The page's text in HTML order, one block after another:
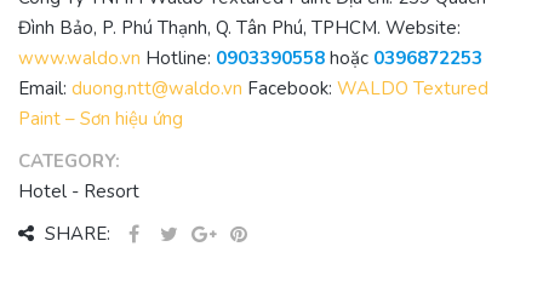
Đình Bảo, P. Phú Thạnh, Q. Tân Phú, TPHCM. Website:
www.waldo.vn Hotline: 0903390558 hoặc 0396872253
Email: duong.ntt@waldo.vn Facebook: WALDO Textured
Paint – Sơn hiệu ứng
CATEGORY:
Hotel - Resort
SHARE: